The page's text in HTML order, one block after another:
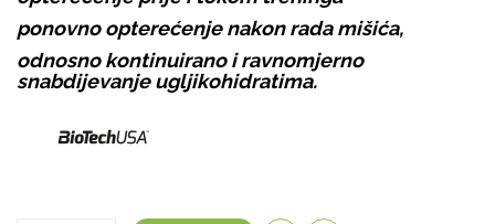
ponovno opterećenje nakon rada mišića,
odnosno kontinuirano i ravnomjerno
snabdijevanje ugljikohidratima.